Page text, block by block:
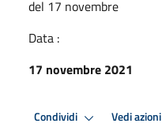
del 17 novembre
Data :
17 novembre 2021
Condividi Vedi azioni